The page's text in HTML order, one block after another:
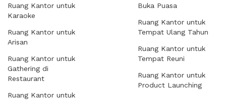
Ruang Kantor untuk
Karaoke
Ruang Kantor untuk
Arisan
Ruang Kantor untuk
Gathering di
Restaurant
Ruang Kantor untuk
Buka Puasa
Ruang Kantor untuk
Tempat Ulang Tahun
Ruang Kantor untuk
Tempat Reuni
Ruang Kantor untuk
Product Launching